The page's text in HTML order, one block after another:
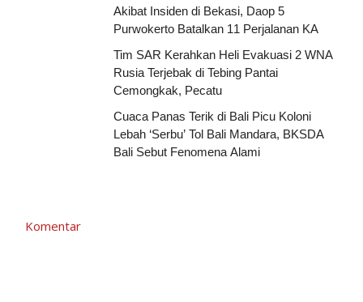
Akibat Insiden di Bekasi, Daop 5
Purwokerto Batalkan 11 Perjalanan KA
Tim SAR Kerahkan Heli Evakuasi 2 WNA
Rusia Terjebak di Tebing Pantai
Cemongkak, Pecatu
Cuaca Panas Terik di Bali Picu Koloni
Lebah ‘Serbu’ Tol Bali Mandara, BKSDA
Bali Sebut Fenomena Alami
Komentar